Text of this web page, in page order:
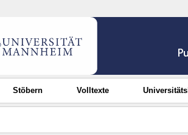
Stöbern Volltexte